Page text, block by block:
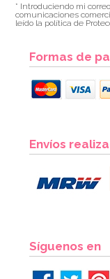
* Introduciendo mi
comunicaciones
leído la política de
Formas de
Envíos
Síguenos en